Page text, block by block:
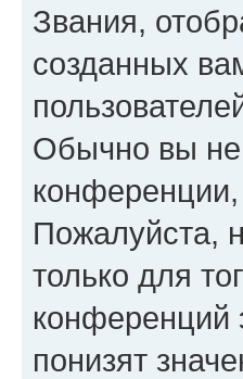
Звания,
созданных
Обычно вы не
Пожалуйста,
только для
конференций
понизят